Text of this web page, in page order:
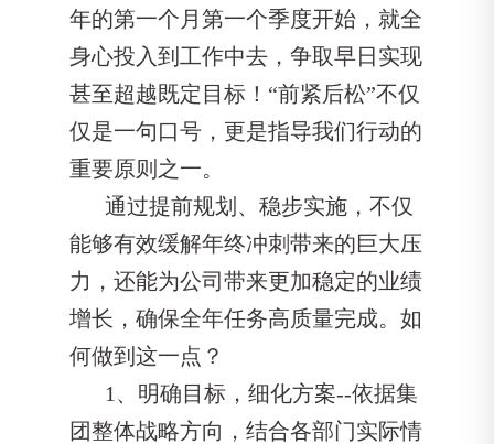
年的第一个月第一个季度开始，就全
身心投入到工作中去，争取早日实现
甚至超越既定目标！“前紧后松”不仅
仅是一句口号，更是指导我们行动的
重要原则之一。
通过提前规划、稳步实施，不仅
能够有效缓解年终冲刺带来的巨大压
力，还能为公司带来更加稳定的业绩
增长，确保全年任务高质量完成。如
何做到这一点？
1、明确目标，细化方案--依据集
团整体战略方向，结合各部门实际情